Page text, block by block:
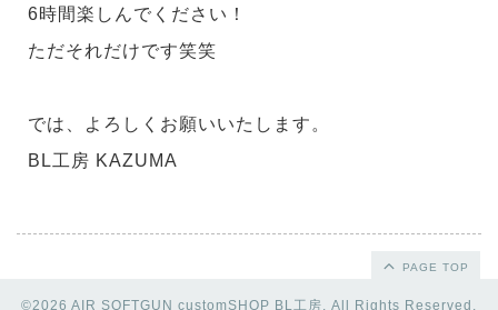
6時間楽しんでください！
ただそれだけです笑笑
では、よろしくお願いいたします。
BL工房 KAZUMA
PAGE TOP
©2026 AIR SOFTGUN customSHOP BL工房. All Rights Reserved.